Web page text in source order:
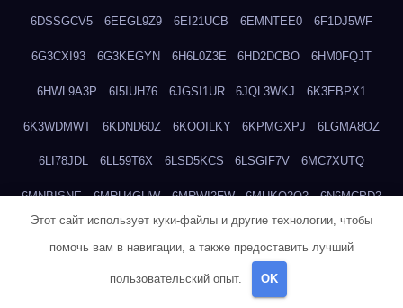
6DSSGCV5 6EEGL9Z9 6EI21UCB 6EMNTEE0 6F1DJ5WF
6G3CXI93 6G3KEGYN 6H6L0Z3E 6HD2DCBO 6HM0FQJT
6HWL9A3P 6I5IUH76 6JGSI1UR 6JQL3WKJ 6K3EBPX1
6K3WDMWT 6KDND60Z 6KOOILKY 6KPMGXPJ 6LGMA8OZ
6LI78JDL 6LL59T6X 6LSD5KCS 6LSGIF7V 6MC7XUTQ
6MNBISNE 6MRU4GHW 6MRWI2FW 6MUKQ2Q2 6N6MCPD2
6NS1JPER 6NTR3U7I 6OXMG49D
6Q23B2FW
6R431JL5
Этот сайт использует куки-файлы и другие технологии, чтобы
помочь вам в навигации, а также предоставить лучший
пользовательский опыт. OK